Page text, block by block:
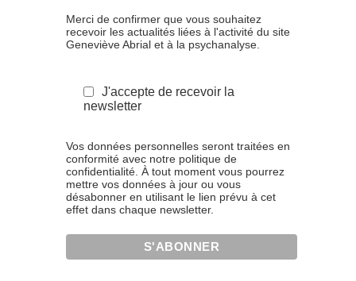
Merci de confirmer que vous souhaitez
recevoir les actualités liées à l'activité du site
Geneviève Abrial et à la psychanalyse.
J'accepte de recevoir la
newsletter
Vos données personnelles seront traitées en
conformité avec notre politique de
confidentialité. À tout moment vous pourrez
mettre vos données à jour ou vous
désabonner en utilisant le lien prévu à cet
effet dans chaque newsletter.